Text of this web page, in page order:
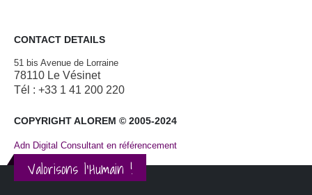
CONTACT DETAILS
51 bis Avenue de Lorraine
78110 Le Vésinet
Tél : +33 1 41 200 220
COPYRIGHT ALOREM © 2005-2024
Adn Digital Consultant en référencement
Valorisons l'Humain !